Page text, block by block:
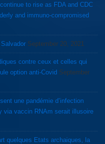
and immuno-compromised
Salvador September 20, 2021
contre ceux et celles qui
option anti-Covid September
une pandémie d’infection
via vaccin RNAm serait illusoire